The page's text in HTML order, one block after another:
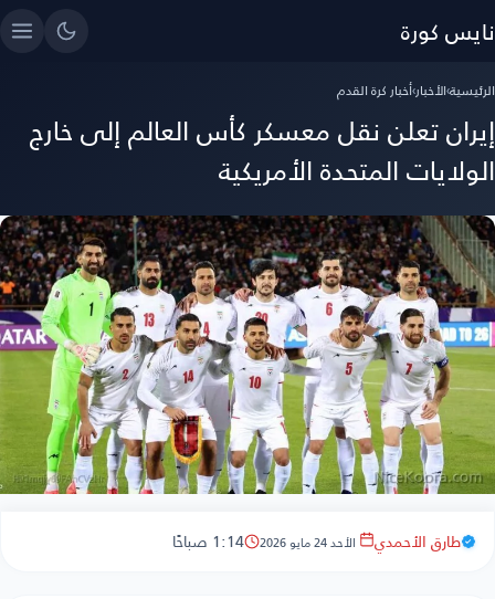
نايس كورة
الرئيسية›الأخبار›أخبار كرة القدم
إيران تعلن نقل معسكر كأس العالم إلى خارج
الولايات المتحدة الأمريكية
طارق الأحمدي الأحد 24 مايو 2026 1:14 صباحًا